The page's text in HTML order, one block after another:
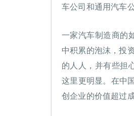
车公司和通用汽车公
一家汽车制造商的
中积累的泡沫，投
的人人，并有些担
这里更明显。在中
创企业的价值超过